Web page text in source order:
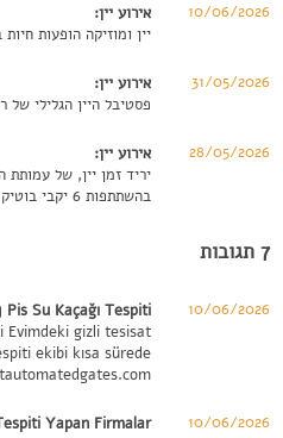
10/06/2026
אירוע יין:
יין ומוזיקה הופעות
31/05/2026
אירוע יין:
פסטיבל היין הגלילי של
28/05/2026
אירוע יין:
בהשתתפות 6 יקבי בוטיק גליליים
7 תגובות
10/06/2026
Pis Su Kaçağı Tespiti:
Evimdeki gizli tesisat
ekibi kısa sürede
10/06/2026
Yapan Firmalar: